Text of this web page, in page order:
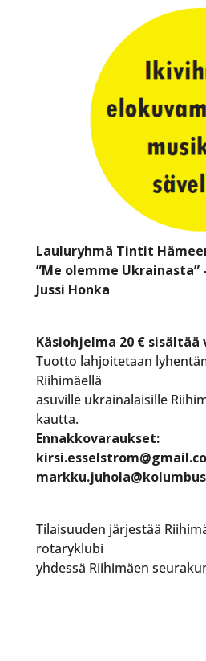
Lauluryhmä Tintit
”Me olemme
Jussi Honka
Käsiohjelma 20 €
Tuotto lahjoitetaan
Riihimäellä
asuville ukrainalaisille
kautta.
Ennakkovaraukset:
Tilaisuuden järjestää
rotaryklubi
yhdessä Riihimäen